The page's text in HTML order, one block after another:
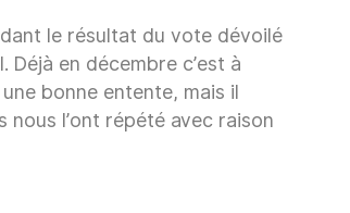
le résultat du vote dévoilé
en décembre c’est à
bonne entente, mais il
l’ont répété avec raison